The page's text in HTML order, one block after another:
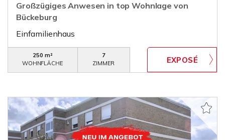
Großzügiges Anwesen in top Wohnlage von
Bückeburg
Einfamilienhaus
250 m²
WOHNFLÄCHE
7
ZIMMER